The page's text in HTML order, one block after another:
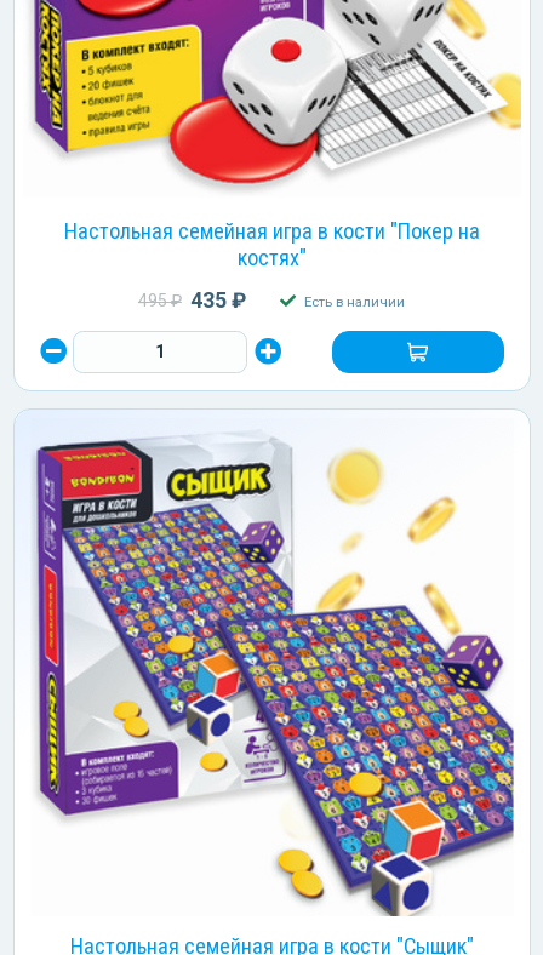
Настольная семейная игра в кости "Покер на
костях"
495 ₽ 435 ₽ Есть в наличии
Настольная семейная игра в кости "Сыщик"